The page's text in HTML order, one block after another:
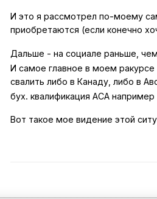
И это я рассмотрел по-моему
приобретаются (если конечно
Дальше - на социале раньше,
И самое главное в моем ракурсе
свалить либо в Канаду, либо в
бух. квалификация АСА
Вот такое мое видение этой